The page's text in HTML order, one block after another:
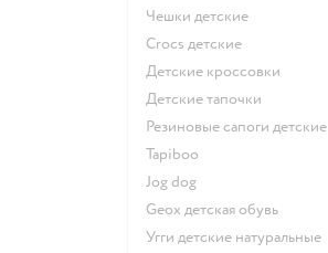
Чешки детские
Crocs детские
Детские кроссовки
Детские тапочки
Резиновые сапоги детские
Tapiboo
Jog dog
Geox детская обувь
Угги детские натуральные